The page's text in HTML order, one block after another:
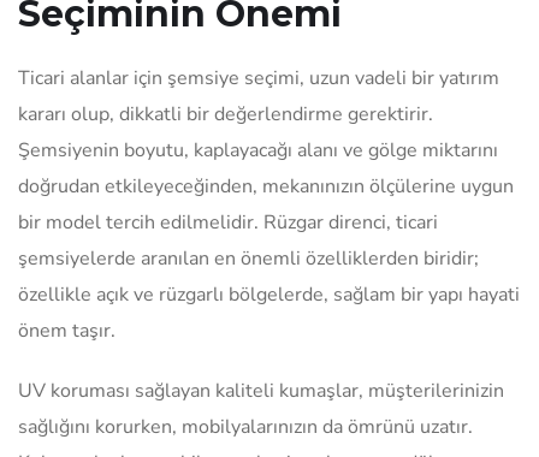
Seçiminin Önemi
Ticari alanlar için şemsiye seçimi, uzun vadeli bir yatırım
kararı olup, dikkatli bir değerlendirme gerektirir.
Şemsiyenin boyutu, kaplayacağı alanı ve gölge miktarını
doğrudan etkileyeceğinden, mekanınızın ölçülerine uygun
bir model tercih edilmelidir. Rüzgar direnci, ticari
şemsiyelerde aranılan en önemli özelliklerden biridir;
özellikle açık ve rüzgarlı bölgelerde, sağlam bir yapı hayati
önem taşır.
UV koruması sağlayan kaliteli kumaşlar, müşterilerinizin
sağlığını korurken, mobilyalarınızın da ömrünü uzatır.